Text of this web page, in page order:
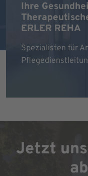
Ihre
ERLER REHA
Spezialisten für
Jetzt